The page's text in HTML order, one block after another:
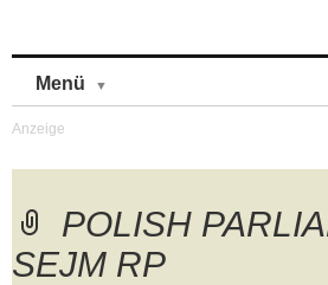
Menü
POLISH
SEJM RP